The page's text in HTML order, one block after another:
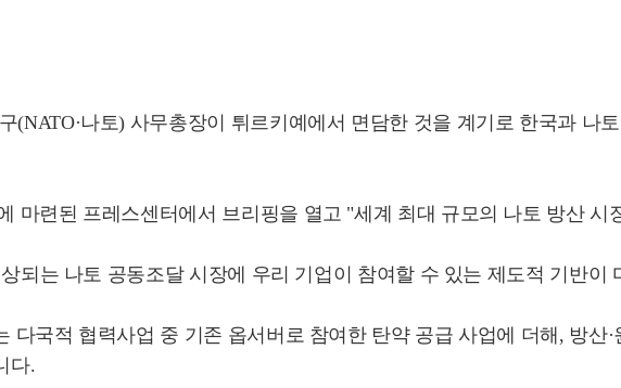
(NATO·나토) 사무총장이 튀르키예에서 면담한 것을 계기로 한국과 나
마련된 프레스센터에서 브리핑을 열고 "세계 최대 규모의 나토 방산
되는 나토 공동조달 시장에 우리 기업이 참여할 수 있는 제도적 기반이
다국적 협력사업 중 기존 옵서버로 참여한 탄약 공급 사업에 더해, 방산
다.